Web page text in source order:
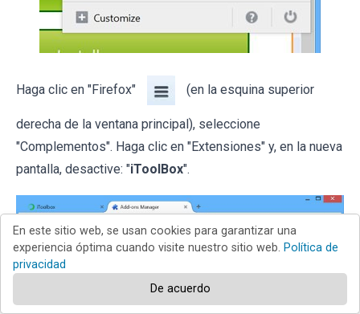
Haga clic en "Firefox" (en la esquina superior
derecha de la ventana principal), seleccione
"Complementos". Haga clic en "Extensiones" y, en la nueva
pantalla, desactive: "iToolBox".
En este sitio web, se usan cookies para garantizar una
experiencia óptima cuando visite nuestro sitio web. Política de
privacidad
De acuerdo